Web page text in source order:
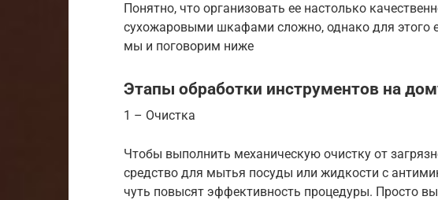
Понятно, что организовать ее настолько
сухожаровыми шкафами сложно, однако для этого
мы и поговорим ниже
Этапы обработки инструментов на
1 – Очистка
Чтобы выполнить механическую очистку от
средство для мытья посуды или жидкости с
чуть повысят эффективность процедуры. Просто